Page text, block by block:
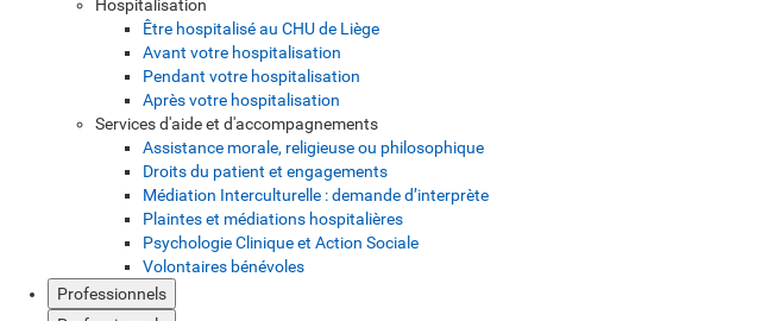
Hospitalisation
Être hospitalisé au CHU de Liège
Avant votre hospitalisation
Pendant votre hospitalisation
Après votre hospitalisation
Services d'aide et d'accompagnements
Assistance morale, religieuse ou philosophique
Droits du patient et engagements
Médiation Interculturelle : demande d’interprète
Plaintes et médiations hospitalières
Psychologie Clinique et Action Sociale
Volontaires bénévoles
Professionnels